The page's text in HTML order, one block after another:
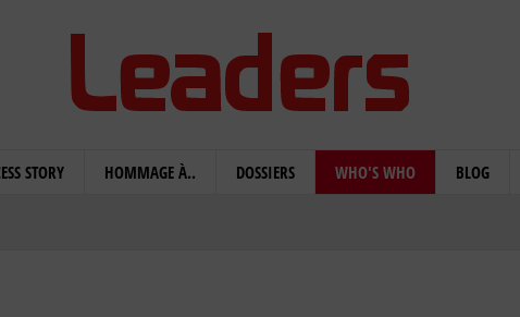
STORY HOMMAGE À.. DOSSIERS WHO'S WHO BLOG